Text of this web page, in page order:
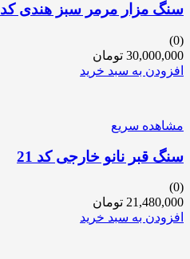
سنگ مزار مرمر سبز هندی کد 24
(0)
30,000,000 تومان
افزودن به سبد خرید
مشاهده سریع
سنگ قبر نانو خارجی کد 21
(0)
21,480,000 تومان
افزودن به سبد خرید